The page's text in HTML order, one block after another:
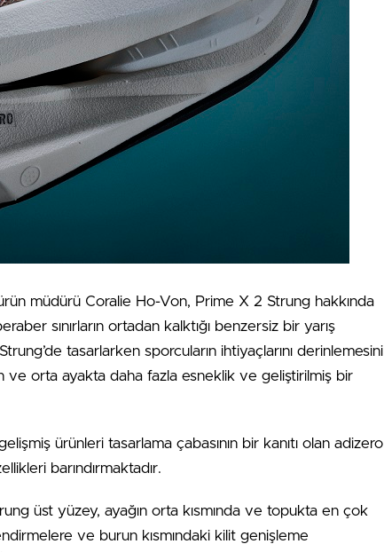
müdürü Coralie Ho-Von, Prime X 2 Strung hakkında
sınırların ortadan kalktığı benzersiz bir yarış
tasarlarken sporcuların ihtiyaçlarını derinlemesini
ve orta ayakta daha fazla esneklik ve geliştirilmiş bir
ürünleri tasarlama çabasının bir kanıtı olan adizero
barındırmaktadır.
üst yüzey, ayağın orta kısmında ve topukta en çok
ve burun kısmındaki kilit genişleme